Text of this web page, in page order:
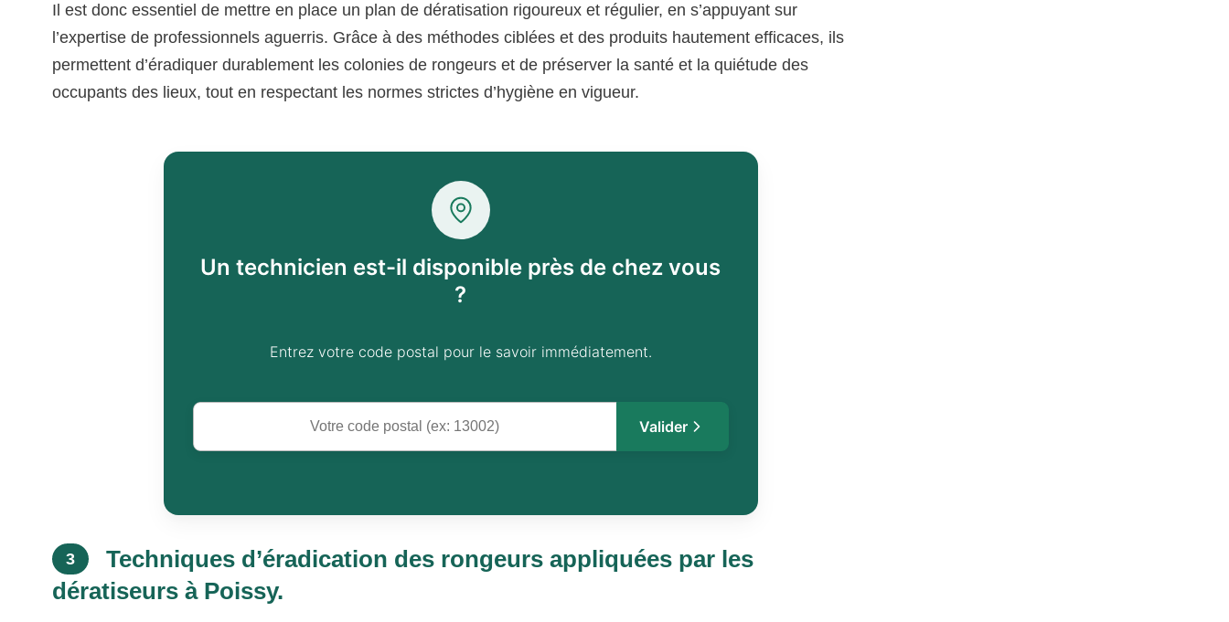
Il est donc essentiel de mettre en place un plan de dératisation rigoureux et régulier, en s’appuyant sur
l’expertise de professionnels aguerris. Grâce à des méthodes ciblées et des produits hautement efficaces, ils
permettent d’éradiquer durablement les colonies de rongeurs et de préserver la santé et la quiétude des
occupants des lieux, tout en respectant les normes strictes d’hygiène en vigueur.
Un technicien est-il disponible près de chez vous
?
Entrez votre code postal pour le savoir immédiatement.
Valider
3
Techniques d’éradication des rongeurs appliquées par les
dératiseurs à Poissy.